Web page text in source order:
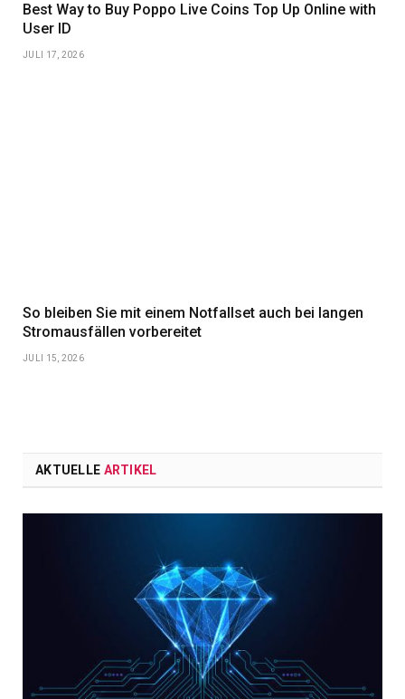
Best Way to Buy Poppo Live Coins Top Up Online with
User ID
JULI 17, 2026
So bleiben Sie mit einem Notfallset auch bei langen
Stromausfällen vorbereitet
JULI 15, 2026
AKTUELLE ARTIKEL